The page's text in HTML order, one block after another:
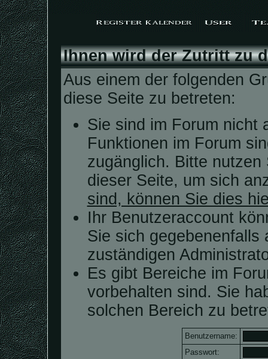
Ihnen wird der Zutritt zu
Aus einem der folgenden
diese Seite zu betreten:
Sie sind im Forum nicht
Funktionen im Forum
zugänglich. Bitte
dieser Seite, um sich
sind, können Sie dies
Ihr Benutzeraccount
Sie sich gegebenenfalls
zuständigen
Es gibt Bereiche im
vorbehalten sind. Sie
solchen Bereich zu
Benutzername:
Passwort: